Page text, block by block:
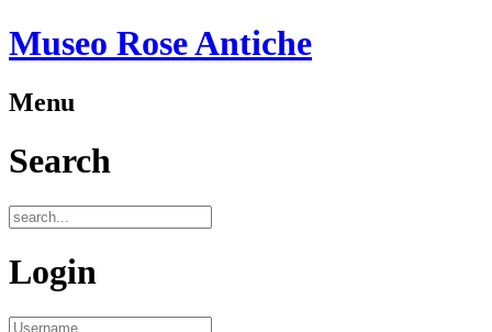
Museo Rose Antiche
Menu
Search
Login